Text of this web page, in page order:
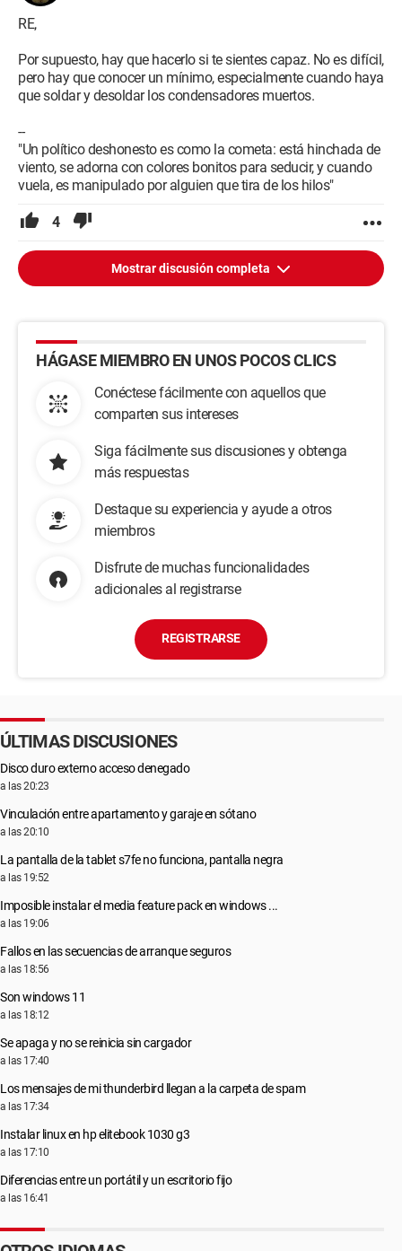
RE,
Por supuesto, hay que hacerlo si te sientes capaz. No es difícil,
pero hay que conocer un mínimo, especialmente cuando haya
que soldar y desoldar los condensadores muertos.
--
"Un político deshonesto es como la cometa: está hinchada de
viento, se adorna con colores bonitos para seducir, y cuando
vuela, es manipulado por alguien que tira de los hilos"
4
Mostrar discusión completa
HÁGASE MIEMBRO EN UNOS POCOS CLICS
Conéctese fácilmente con aquellos que
comparten sus intereses
Siga fácilmente sus discusiones y obtenga
más respuestas
Destaque su experiencia y ayude a otros
miembros
Disfrute de muchas funcionalidades
adicionales al registrarse
REGISTRARSE
ÚLTIMAS DISCUSIONES
Disco duro externo acceso denegado
a las 20:23
Vinculación entre apartamento y garaje en sótano
a las 20:10
La pantalla de la tablet s7fe no funciona, pantalla negra
a las 19:52
Imposible instalar el media feature pack en windows ...
a las 19:06
Fallos en las secuencias de arranque seguros
a las 18:56
Son windows 11
a las 18:12
Se apaga y no se reinicia sin cargador
a las 17:40
Los mensajes de mi thunderbird llegan a la carpeta de spam
a las 17:34
Instalar linux en hp elitebook 1030 g3
a las 17:10
Diferencias entre un portátil y un escritorio fijo
a las 16:41